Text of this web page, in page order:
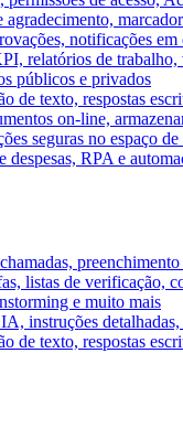
notificações
relatórios de trabalho,
públicos e privados
de texto, respostas
on-line,
seguras no espaço de
RPA e
listas de verificação,
e muito mais
instruções
de texto, respostas